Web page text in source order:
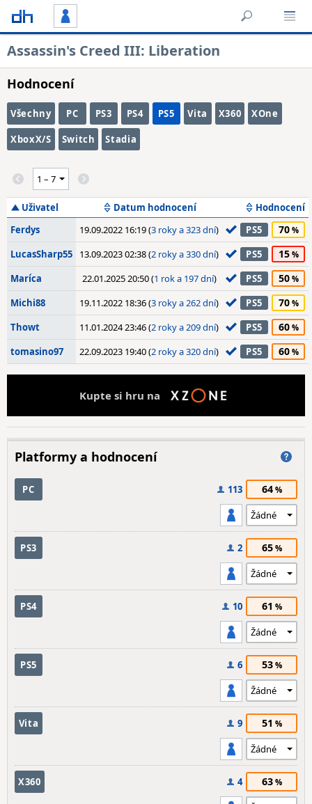
Assassin's Creed III: Liberation
Hodnocení
Všechny PC PS3 PS4 PS5 Vita X360 XOne
XboxX/S Switch Stadia
Uživatel Datum hodnocení
Hodnocení
Ferdys
19.09.2022 16:19 (3 roky a 323 dní) PS5 70
LucasSharp55 13.09.2023 02:38 (2 roky a 330 dní) PS5 15
Maríca 22.01.2025 20:50 (1 rok a 197 dní) PS5 50
Michi88 19.11.2022 18:36 (3 roky a 262 dní) PS5 70
Thowt 11.01.2024 23:46 (2 roky a 209 dní) PS5 60
tomasino97 22.09.2023 19:40 (2 roky a 320 dní) PS5 60
Kupte si hru na
Platformy a hodnocení
PC 113 64
PS3 2 65
PS4 10 61
PS5 6 53
Vita 9 51
X360 4 63